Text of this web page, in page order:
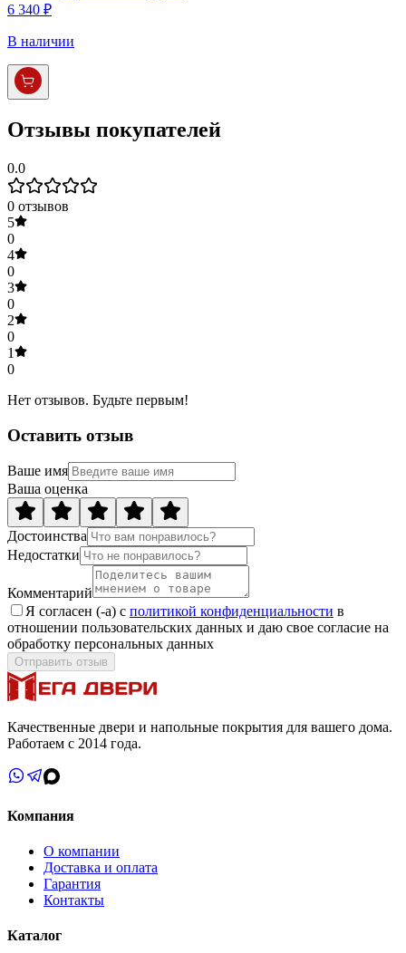
6 340 ₽
В наличии
Отзывы покупателей
0.0
0 отзывов
5
0
4
0
3
0
2
0
1
0
Нет отзывов. Будьте первым!
Оставить отзыв
Ваше имя
Ваша оценка
Достоинства
Недостатки
Комментарий
Я согласен (-а) с политикой конфиденциальности в
отношении пользовательских данных и даю свое согласие на
обработку персональных данных
Отправить отзыв
Качественные двери и напольные покрытия для вашего дома.
Работаем с 2014 года.
Компания
О компании
Доставка и оплата
Гарантия
Контакты
Каталог